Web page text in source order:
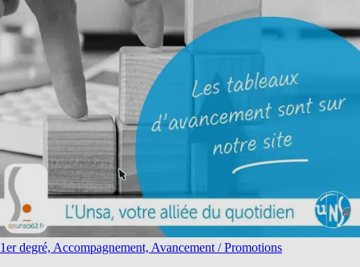
1er degré, Accompagnement, Avancement / Promotions